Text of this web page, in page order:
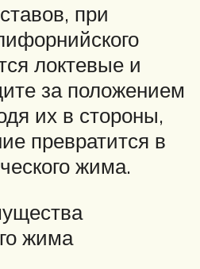
при
локтевые и
за положением
их в стороны,
превратится в
жима.
жима